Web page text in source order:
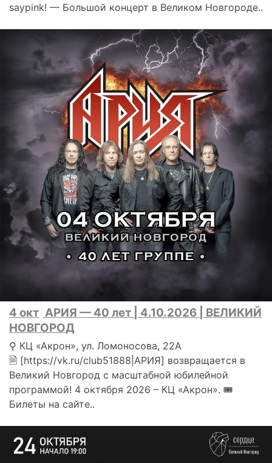
saypink! — Большой концерт в Великом Новгороде..
4 окт АРИЯ — 40 лет | 4.10.2026 | ВЕЛИКИЙ
НОВГОРОД
⚲ КЦ «Акрон», ул. Ломоносова, 22А
🗎 [https://vk.ru/club51888|АРИЯ] возвращается в
Великий Новгород с масштабной юбилейной
программой! 4 октября 2026 – КЦ «Акрон». 🎟
Билеты на сайте..